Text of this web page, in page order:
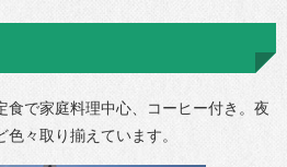
で家庭料理中心、コーヒー付き。夜
々取り揃えています。